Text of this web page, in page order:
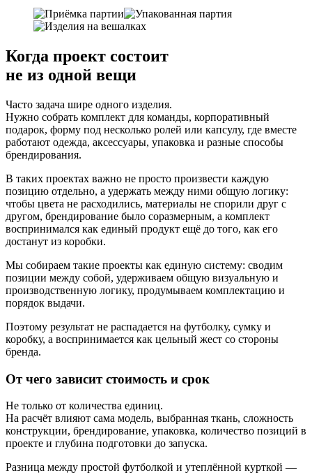
Когда проект состоит
не из одной вещи
Часто задача шире одного изделия.
Нужно собрать комплект для команды, корпоративный
подарок, форму под несколько ролей или капсулу, где вместе
работают одежда, аксессуары, упаковка и разные способы
брендирования.
В таких проектах важно не просто произвести каждую
позицию отдельно, а удержать между ними общую логику:
чтобы цвета не расходились, материалы не спорили друг с
другом, брендирование было соразмерным, а комплект
воспринимался как единый продукт ещё до того, как его
достанут из коробки.
Мы собираем такие проекты как единую систему: сводим
позиции между собой, удерживаем общую визуальную и
производственную логику, продумываем комплектацию и
порядок выдачи.
Поэтому результат не распадается на футболку, сумку и
коробку, а воспринимается как цельный жест со стороны
бренда.
От чего зависит стоимость и срок
Не только от количества единиц.
На расчёт влияют сама модель, выбранная ткань, сложность
конструкции, брендирование, упаковка, количество позиций в
проекте и глубина подготовки до запуска.
Разница между простой футболкой и утеплённой курткой —